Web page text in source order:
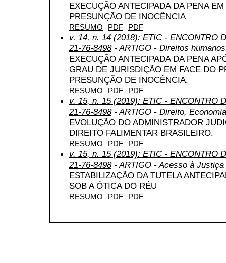
EXECUÇÃO ANTECIPADA DA PENA
PRESUNÇÃO DE INOCÊNCIA
RESUMO PDF PDF
v. 14, n. 14 (2018): ETIC - ENCONTRO
21-76-8498- ARTIGO - Direitos
EXECUÇÃO ANTECIPADA DA PENA
GRAU DE JURISDIÇÃO EM FACE DO
PRESUNÇÃO DE INOCÊNCIA.
RESUMO PDF PDF
v. 15, n. 15 (2019): ETIC - ENCONTRO
21-76-8498- ARTIGO - Direito,
EVOLUÇÃO DO ADMINISTRADOR
DIREITO FALIMENTAR BRASILEIRO.
RESUMO PDF PDF
v. 15, n. 15 (2019): ETIC - ENCONTRO
21-76-8498- ARTIGO - Acesso à Justiça
ESTABILIZAÇÃO DA TUTELA
SOB A ÓTICA DO RÉU
RESUMO PDF PDF